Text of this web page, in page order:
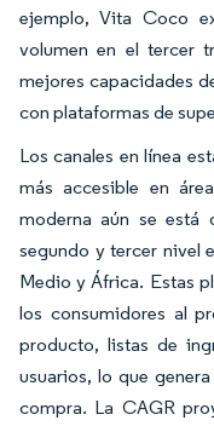
ejemplo, Vita Coco
volumen en el tercer
mejores capacidades
con plataformas de
Los canales en línea
más accesible en
moderna aún se está
segundo y tercer nivel
Medio y África. Estas
los consumidores al
producto, listas de
usuarios, lo que
compra. La CAGR